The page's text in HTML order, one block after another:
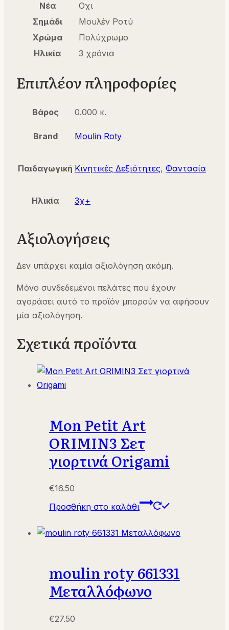
Νέα
Οχι
Σημάδι
Μουλέν Ροτύ
Χρώμα
Πολύχρωμο
Ηλικία
3 χρόνια
Επιπλέον πληροφορίες
Βάρος 0.000 κ.
Brand Moulin Roty
Παιδαγωγική Κινητικές Δεξιότητες, Φαντασία
Ηλικία 3χ+
Αξιολογήσεις
Δεν υπάρχει καμία αξιολόγηση ακόμη.
Μόνο συνδεδεμένοι πελάτες που έχουν
αγοράσει αυτό το προϊόν μπορούν να αφήσουν
μία αξιολόγηση.
Σχετικά προϊόντα
Mon Petit Art
ORIMIN3 Σετ
γιορτινά Origami
€16.50
Προσθήκη στο καλάθι
moulin roty 661331
Μεταλλόφωνο
€27.50